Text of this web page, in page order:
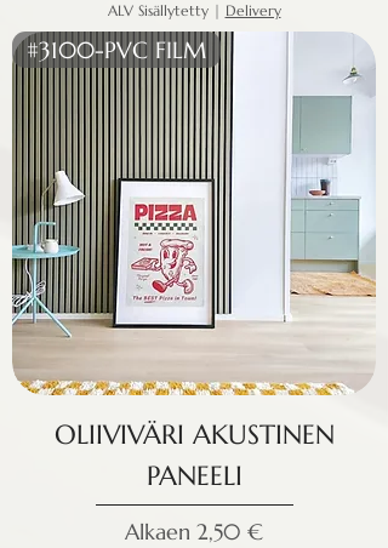
ALV Sisällytetty| Delivery
#3100-PVC FILM
OLIIVIVÄRI AKUSTINEN
PANEELI
Alkaen 2,50 €
Alehinta